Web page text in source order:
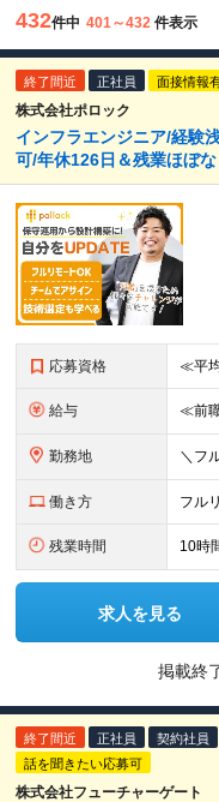
432件中 401～432 件表示
終了間近 正社員 面接情報
株式会社ポロック
インフラエンジニア/経験
可/年休126日＆残業ほぼ
応募資格
給与
勤務地
働き方 フル
残業時間 10時
求人を見る
掲載終
終了間近 正社員 契約社員
話を聞きたい応募可
株式会社フューチャーゲート